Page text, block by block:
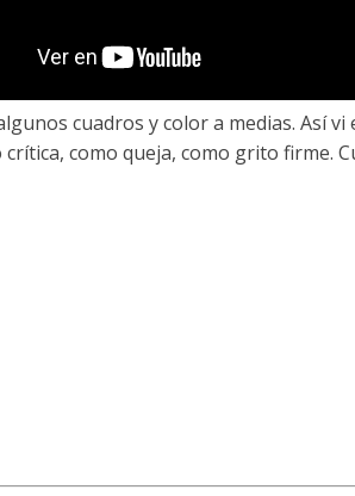
cuadros y color a medias. Así
como queja, como grito firme.